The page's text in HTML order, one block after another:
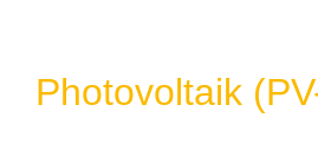
Photovoltaik